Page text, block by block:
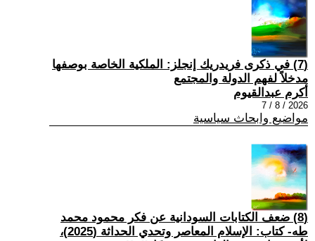
(7) في ذكرى فريدريك إنجلز: الملكية الخاصة بوصفها
مدخلاً لفهم الدولة والمجتمع
أكرم عبدالقيوم
2026 / 8 / 7
مواضيع وابحاث سياسية
(8) ضعف الكتابات السودانية عن فكر محمود محمد
طه- كتاب: الإسلام المعاصر وتحدي الحداثة (2025)،